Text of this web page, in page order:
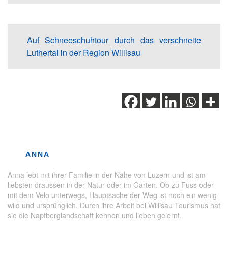
Auf Schneeschuhtour durch das verschneite
Luthertal in der Region Willisau
ANNA
Anna lebt mit ihrer Familie in der Nähe von Luzern und ist am
liebsten draussen in der Natur oder im Garten. Ob zu Fuss oder
mit dem Velo unterwegs, Hauptsache der Weg ist noch ein wenig
wild und ursprünglich. Durch ihre Arbeit bei Willisau Tourismus hat
sie die Napfberglandschaft kennen und lieben gelernt.